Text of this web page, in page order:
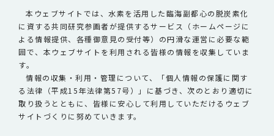
本ウェブサイトでは、水素を活用した臨海副都心の脱炭素化
に資する共同研究参画者が提供するサービス（ホームページに
よる情報提供、各種御意見の受付等）の円滑な運営に必要な範
囲で、本ウェブサイトを利用される皆様の情報を収集していま
す。
情報の収集・利用・管理について、「個人情報の保護に関す
る法律（平成15年法律第57号）」に基づき、次のとおり適切に
取り扱うとともに、皆様に安心して利用していただけるウェブ
サイトづくりに努めていきます。
お知らせ
お問い合わせ